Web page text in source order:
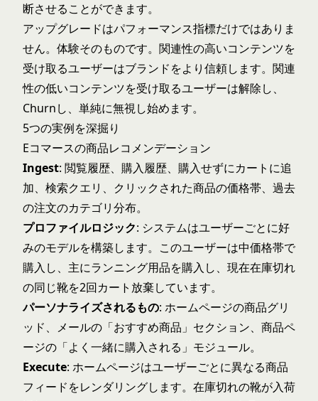
断させることができます。
アップグレードはパフォーマンス指標だけではありま
せん。体験そのものです。関連性の高いコンテンツを
受け取るユーザーはブランドをより信頼します。関連
性の低いコンテンツを受け取るユーザーは解除し、
Churnし、単純に無視し始めます。
5つの実例を深掘り
Eコマースの商品レコメンデーション
Ingest: 閲覧履歴、購入履歴、購入せずにカートに追
加、検索クエリ、クリックされた商品の価格帯、過去
の注文のカテゴリ分布。
プロファイルロジック: システムはユーザーごとに好
みのモデルを構築します。このユーザーは中価格帯で
購入し、主にランニング用品を購入し、現在在庫切れ
の同じ靴を2回カート放棄しています。
パーソナライズされるもの: ホームページの商品グリ
ッド、メールの「おすすめ商品」セクション、商品ペ
ージの「よく一緒に購入される」モジュール。
Execute: ホームページはユーザーごとに異なる商品
フィードをレンダリングします。在庫切れの靴が入荷